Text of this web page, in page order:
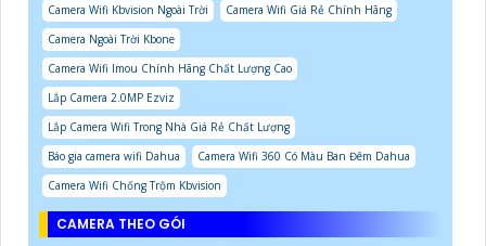
Camera Wifi Kbvision Ngoài Trời
Camera Wifi Giá Rẻ Chính Hãng
Camera Ngoài Trời Kbone
Camera Wifi Imou Chính Hãng Chất Lượng Cao
Lắp Camera 2.0MP Ezviz
Lắp Camera Wifi Trong Nhà Giá Rẻ Chất Lượng
Báo gia camera wifi Dahua
Camera Wifi 360 Có Màu Ban Đêm Dahua
Camera Wifi Chống Trộm Kbvision
CAMERA THEO GÓI